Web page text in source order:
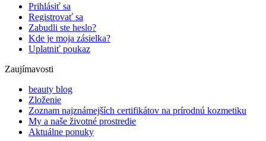
Prihlásiť sa
Registrovať sa
Zabudli ste heslo?
Kde je moja zásielka?
Uplatniť poukaz
Zaujímavosti
beauty blog
Zloženie
Zoznam najznámejších certifikátov na prírodnú kozmetiku
My a naše životné prostredie
Aktuálne ponuky